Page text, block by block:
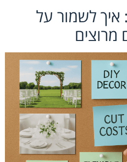
איך לשמור על
מרוצים